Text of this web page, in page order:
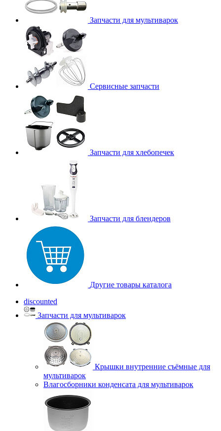
Запчасти для мультиварок
Сервисные запчасти
Запчасти для хлебопечек
Запчасти для блендеров
Другие товары каталога
discounted
Запчасти для мультиварок
Крышки внутренние съёмные для
мультиварок
Влагосборники конденсата для мультиварок